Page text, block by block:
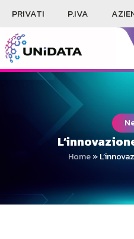
PRIVATI P.IVA
Home»